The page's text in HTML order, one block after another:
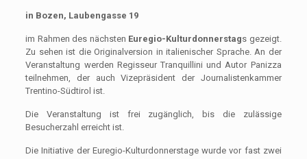
in Bozen, Laubengasse 19
im Rahmen des nächsten Euregio-Kulturdonnerstags gezeigt.
Zu sehen ist die Originalversion in italienischer Sprache. An der
Veranstaltung werden Regisseur Tranquillini und Autor Panizza
teilnehmen, der auch Vizepräsident der Journalistenkammer
Trentino-Südtirol ist.
Die Veranstaltung ist frei zugänglich, bis die zulässige
Besucherzahl erreicht ist.
Die Initiative der Euregio-Kulturdonnerstage wurde vor fast zwei